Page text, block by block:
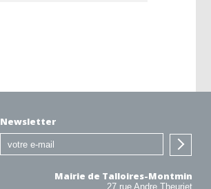
Newsletter
Mairie de Talloires-Montmin
27 rue Andre Theuriet